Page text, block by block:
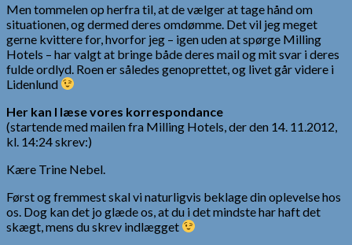
Men tommelen op herfra til, at de vælger at tage hånd om
situationen, og dermed deres omdømme. Det vil jeg meget
gerne kvittere for, hvorfor jeg – igen uden at spørge Milling
Hotels – har valgt at bringe både deres mail og mit svar i deres
fulde ordlyd. Roen er således genoprettet, og livet går videre i
Lidenlund
Her kan I læse vores korrespondance
(startende med mailen fra Milling Hotels, der den 14. 11.2012,
kl. 14:24 skrev:)
Kære Trine Nebel.
Først og fremmest skal vi naturligvis beklage din oplevelse hos
os. Dog kan det jo glæde os, at du i det mindste har haft det
skægt, mens du skrev indlægget